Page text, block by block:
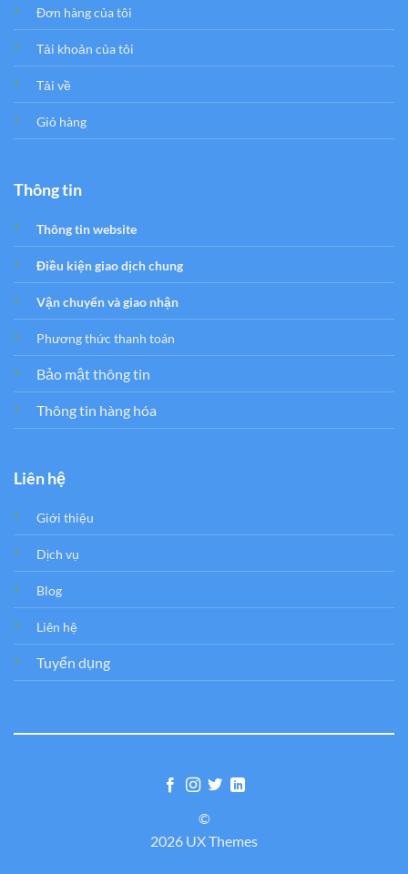
Đơn hàng của tôi
Tải khoản của tôi
Tải về
Giỏ hàng
Thông tin
Thông tin website
Điều kiện giao dịch chung
Vận chuyển và giao nhận
Phương thức thanh toán
Bảo mật thông tin
Thông tin hàng hóa
Liên hệ
Giới thiệu
Dịch vụ
Blog
Liên hệ
Tuyển dụng
©
2026 UX Themes